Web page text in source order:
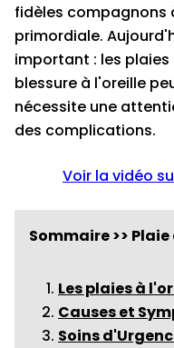
fidèles
primordiale.
important : les plaies
blessure à l'oreille
nécessite une
des complications.
Voir la vidéo
Sommaire >>
Les plaies à
Causes et
Soins